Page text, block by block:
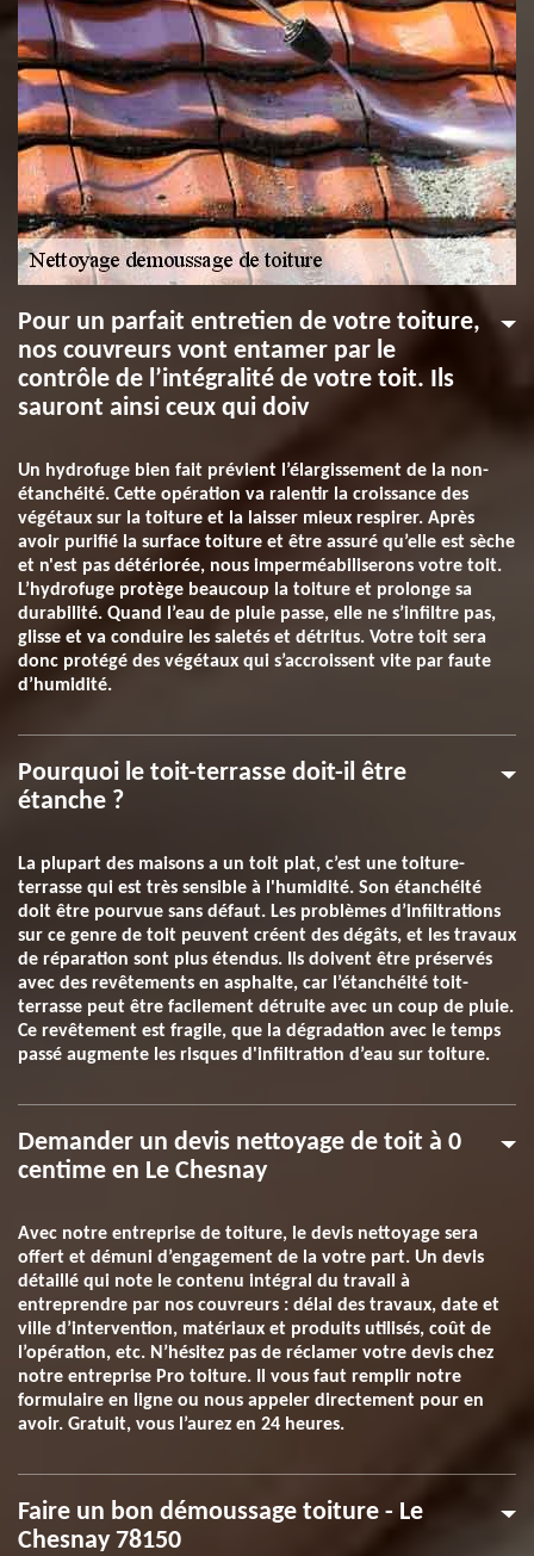
Pour un parfait entretien de votre toiture,
nos couvreurs vont entamer par le
contrôle de l’intégralité de votre toit. Ils
sauront ainsi ceux qui doiv
Un hydrofuge bien fait prévient l’élargissement de la non-
étanchéité. Cette opération va ralentir la croissance des
végétaux sur la toiture et la laisser mieux respirer. Après
avoir purifié la surface toiture et être assuré qu’elle est sèche
et n'est pas détériorée, nous imperméabiliserons votre toit.
L’hydrofuge protège beaucoup la toiture et prolonge sa
durabilité. Quand l’eau de pluie passe, elle ne s’infiltre pas,
glisse et va conduire les saletés et détritus. Votre toit sera
donc protégé des végétaux qui s’accroissent vite par faute
d’humidité.
Pourquoi le toit-terrasse doit-il être
étanche ?
La plupart des maisons a un toit plat, c’est une toiture-
terrasse qui est très sensible à l'humidité. Son étanchéité
doit être pourvue sans défaut. Les problèmes d’infiltrations
sur ce genre de toit peuvent créent des dégâts, et les travaux
de réparation sont plus étendus. Ils doivent être préservés
avec des revêtements en asphalte, car l’étanchéité toit-
terrasse peut être facilement détruite avec un coup de pluie.
Ce revêtement est fragile, que la dégradation avec le temps
passé augmente les risques d'infiltration d’eau sur toiture.
Demander un devis nettoyage de toit à 0
centime en Le Chesnay
Avec notre entreprise de toiture, le devis nettoyage sera
offert et démuni d’engagement de la votre part. Un devis
détaillé qui note le contenu intégral du travail à
entreprendre par nos couvreurs : délai des travaux, date et
ville d’intervention, matériaux et produits utilisés, coût de
l’opération, etc. N’hésitez pas de réclamer votre devis chez
notre entreprise Pro toiture. Il vous faut remplir notre
formulaire en ligne ou nous appeler directement pour en
avoir. Gratuit, vous l’aurez en 24 heures.
Faire un bon démoussage toiture - Le
Chesnay 78150